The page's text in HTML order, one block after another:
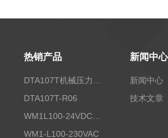
热销产品
DTA107T-R06
WM1L100-24VDC/T5X
WM1-L100-230VAC
新闻中心
新闻中心
技术文章